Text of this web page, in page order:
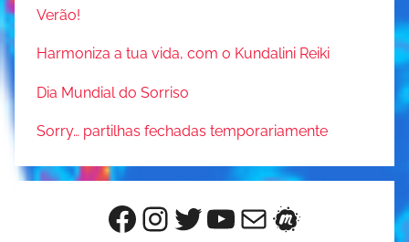
Verão!
Harmoniza a tua vida, com o Kundalini Reiki
Dia Mundial do Sorriso
Sorry… partilhas fechadas temporariamente
Facebook
Instagram
Twitter
YouTube
MailMeetup